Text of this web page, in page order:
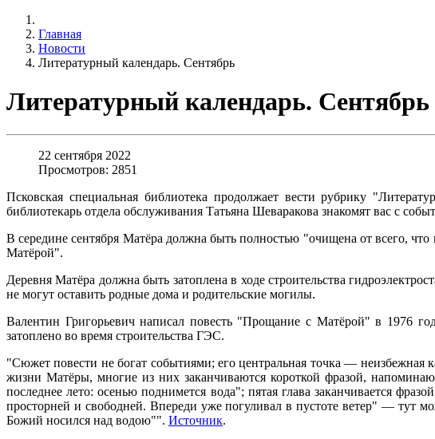
Главная
Новости
Литературный календарь. Сентябрь
Литературный календарь. Сентябрь
22 сентября 2022
Просмотров: 2851
Псковская специальная библиотека продолжает вести рубрику
библиотекарь отдела обслуживания Татьяна Шеваракова знакомят вас с
В середине сентября Матёра должна быть полностью "очищена от всего,
Матёрой".
Деревня Матёра должна быть затоплена в ходе строительства
не могут оставить родные дома и родительские могилы.
Валентин Григорьевич написал повесть "Прощание с Матёрой" в 1976
затоплено во время строительства ГЭС.
"Сюжет повести не богат событиями; его центральная точка — неизбежная
жизни Матёры, многие из них заканчиваются короткой фразой,
последнее лето: осенью поднимется вода"; пятая глава заканчивается
просторней и свободней. Впереди уже погуливал в пустоте ветер" — тут
Божий носился над водою"". Источник.